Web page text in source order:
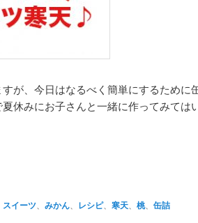
が、今日はなるべく簡単にするために
休みにお子さんと一緒に作ってみては
スイーツ 、みかん レシピ、寒天 、桃、缶詰